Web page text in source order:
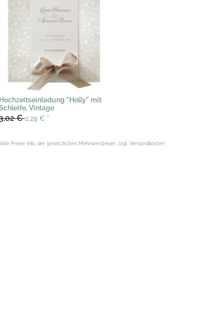
Hochzeitseinladung "Holly" mit
Vintage
€2,29 € *
*Alle Preise inkl. der gesetzlichen Mehrwersteuer, zzgl. Versandkosten